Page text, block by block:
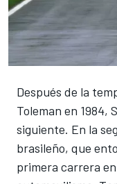
Después de la
Toleman en 1984,
siguiente. En la
brasileño, que
primera carrera